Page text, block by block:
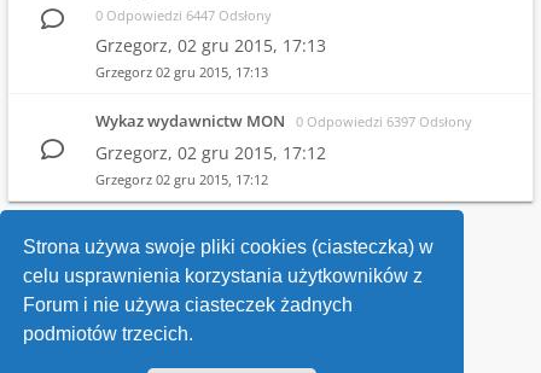
Strona używa swoje pliki cookies (ciasteczka) w
celu usprawnienia korzystania użytkowników z
Forum i nie używa ciasteczek żadnych
podmiotów trzecich.
0 Odpowiedzi 6447 Odsłony
Grzegorz, 02 gru 2015, 17:13
Grzegorz 02 gru 2015, 17:13
Wykaz wydawnictw MON 0 Odpowiedzi 6397 Odsłony
Grzegorz, 02 gru 2015, 17:12
Grzegorz 02 gru 2015, 17:12
1 2
Wróć do wykazu forów